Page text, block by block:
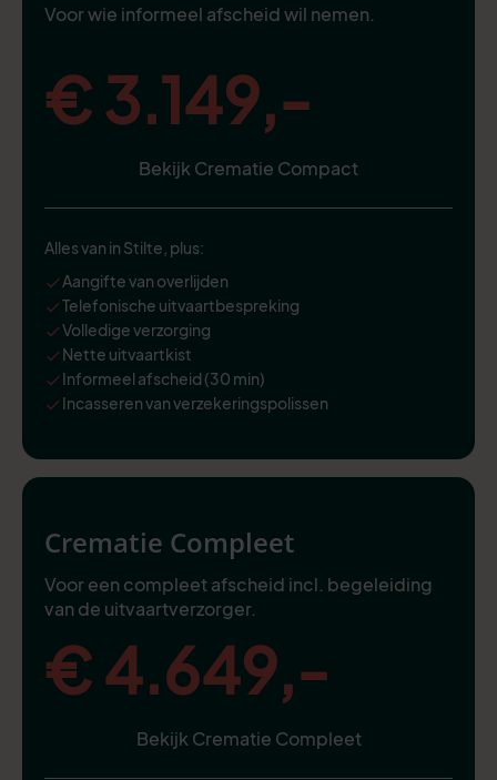
Voor wie informeel afscheid wil nemen.
€ 3.149,-
Bekijk Crematie Compact
Alles van in Stilte, plus:
Aangifte van overlijden
Telefonische uitvaartbespreking
Volledige verzorging
Nette uitvaartkist
Informeel afscheid (30 min)
Incasseren van verzekeringspolissen
Crematie Compleet
Voor een compleet afscheid incl. begeleiding
van de uitvaartverzorger.
€ 4.649,-
Bekijk Crematie Compleet